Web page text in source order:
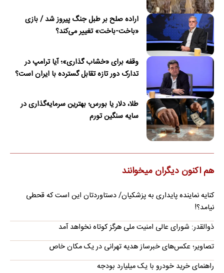
اراده صلح بر طبل جنگ پیروز شد / بازی
«باخت-باخت» تغییر می‌کند؟
وقفه برای «خشاب گذاری»؛ آیا ترامپ در
تدارک دور تازه تقابل گسترده با ایران است؟
طلا، دلار یا بورس؛ بهترین سرمایه‌گذاری در
سایه سنگین تورم
هم اکنون دیگران میخوانند
کنایه نماینده پایداری به پزشکیان/ دستاوردتان این است که قحطی
نیامد؟!
ذوالقدر: شورای عالی امنیت ملی هرگز کوتاه نخواهد آمد
تصاویر؛ عکس‌های خبرساز هدیه تهرانی در یک مکان خاص
راهنمای خرید خودرو با یک میلیارد بودجه